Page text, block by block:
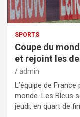
SPORTS
Coupe du
et rejoint les
admin
L’équipe de
monde. Les Bleus
jeudi, en quart de